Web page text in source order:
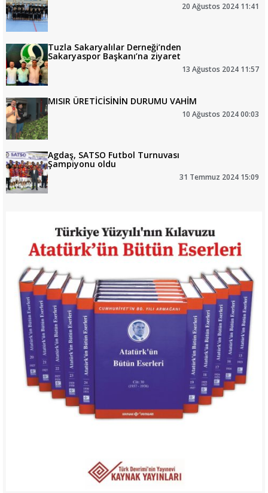
20 Ağustos 2024 11:41
Tuzla Sakaryalılar Derneği’nden
Sakaryaspor Başkanı’na ziyaret
13 Ağustos 2024 11:57
MISIR ÜRETİCİSİNİN DURUMU VAHİM
10 Ağustos 2024 00:03
Agdaş, SATSO Futbol Turnuvası
Şampiyonu oldu
31 Temmuz 2024 15:09